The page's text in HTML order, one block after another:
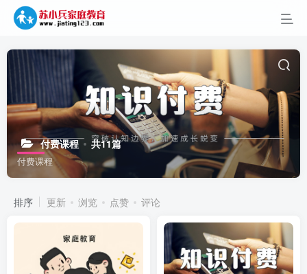
付费课程 共11篇
付费课程
排序 更新 浏览 点赞 评论